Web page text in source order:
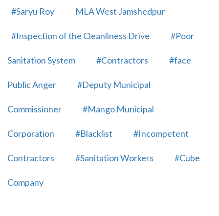
#Saryu Roy MLA West Jamshedpur
#Inspection of the Cleanliness Drive #Poor
Sanitation System #Contractors #face
Public Anger #Deputy Municipal
Commissioner #Mango Municipal
Corporation #Blacklist #Incompetent
Contractors #Sanitation Workers #Cube
Company